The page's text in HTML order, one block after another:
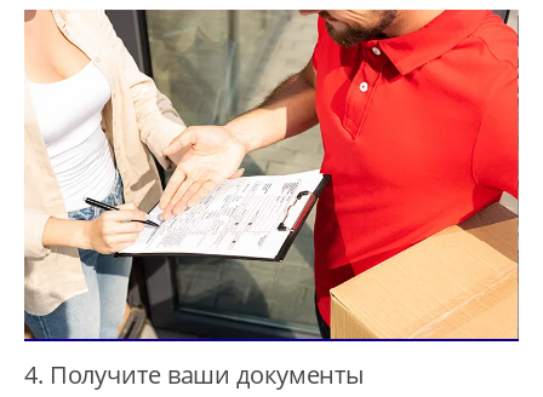
4. Получите ваши документы